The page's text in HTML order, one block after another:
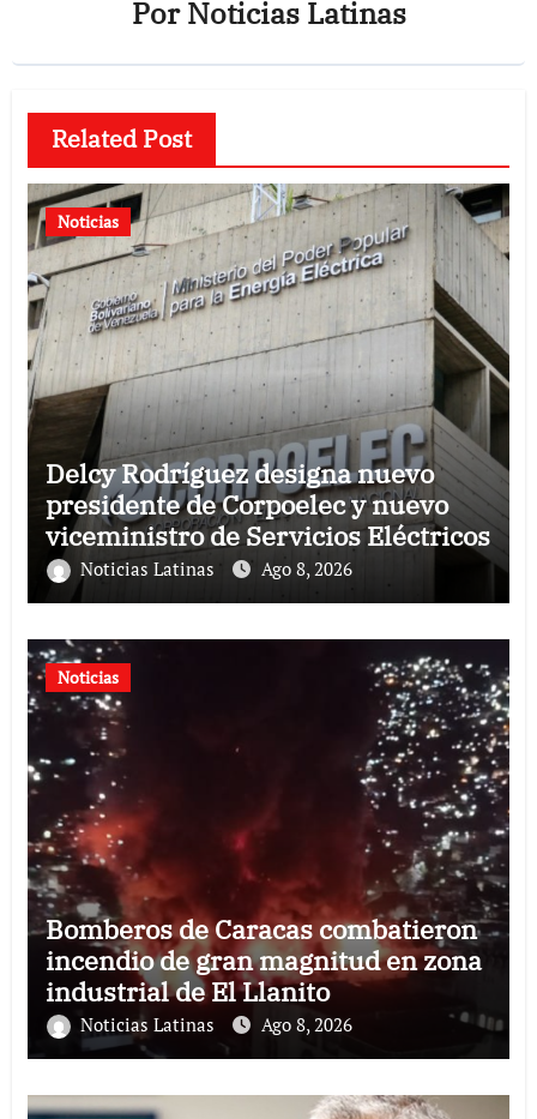
PorNoticias Latinas
Related Post
Noticias
Delcy Rodríguez designa nuevo
presidente de Corpoelec y nuevo
viceministro de Servicios Eléctricos
Noticias Latinas Ago 8, 2026
Noticias
Bomberos de Caracas combatieron
incendio de gran magnitud en zona
industrial de El Llanito
Noticias Latinas Ago 8, 2026